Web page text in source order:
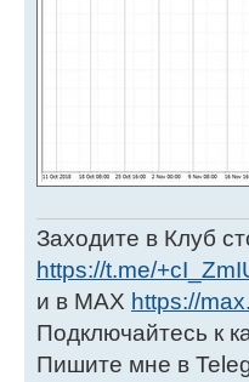
Заходите в Клуб
https://t.me/
и в МАХ https://
Подключайтесь к
Пишите мне в